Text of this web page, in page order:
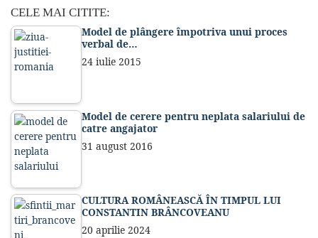
CELE MAI CITITE:
Model de plângere împotriva unui proces
verbal de…
24 iulie 2015
Model de cerere pentru neplata salariului de
catre angajator
31 august 2016
CULTURA ROMÂNEASCĂ ÎN TIMPUL LUI
CONSTANTIN BRÂNCOVEANU
20 aprilie 2024